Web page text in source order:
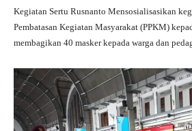
Kegiatan Sertu Rusnanto Mensosialisasikan
Pembatasan Kegiatan Masyarakat (PPKM)
membagikan 40 masker kepada warga dan